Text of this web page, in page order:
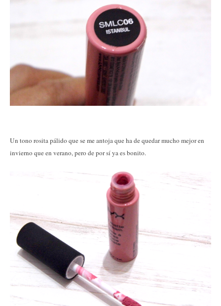
Un tono rosita pálido que se me antoja que ha de quedar mucho mejor en
invierno que en verano, pero de por sí ya es bonito.